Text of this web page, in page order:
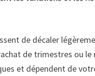
de décaler
de trimestres ou le
et dépendent de